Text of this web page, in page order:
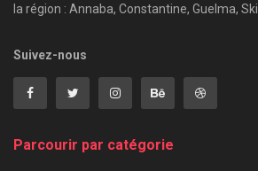
la région : Annaba, Constantine, Guelma,
Suivez-nous
Parcourir par catégorie